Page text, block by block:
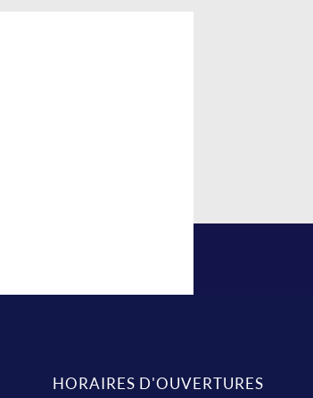
HORAIRES D'OUVERTURES